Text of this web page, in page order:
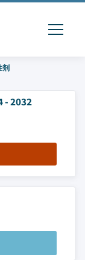
- 2032